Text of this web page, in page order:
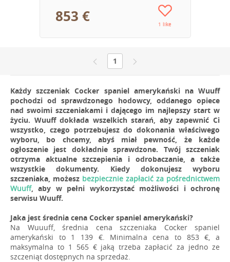
853 € 1 like
1
Każdy szczeniak Cocker spaniel amerykański na Wuuff
pochodzi od sprawdzonego hodowcy, oddanego opiece
nad swoimi szczeniakami i dającego im najlepszy start w
życiu. Wuuff dokłada wszelkich starań, aby zapewnić Ci
wszystko, czego potrzebujesz do dokonania właściwego
wyboru, bo chcemy, abyś miał pewność, że każde
ogłoszenie jest dokładnie sprawdzone. Twój szczeniak
otrzyma aktualne szczepienia i odrobaczanie, a także
wszystkie dokumenty. Kiedy dokonujesz wyboru
szczeniaka, możesz bezpiecznie zapłacić za pośrednictwem
Wuuff, aby w pełni wykorzystać możliwości i ochronę
serwisu Wuuff.
Jaka jest średnia cena Cocker spaniel amerykański?
Na Wuuuff, średnia cena szczeniaka Cocker spaniel
amerykański to 1 139 €. Minimalna cena to 853 €, a
maksymalna to 1 565 € jaką trzeba zapłacić za jedno ze
szczeniąt dostępnych na sprzedaż.